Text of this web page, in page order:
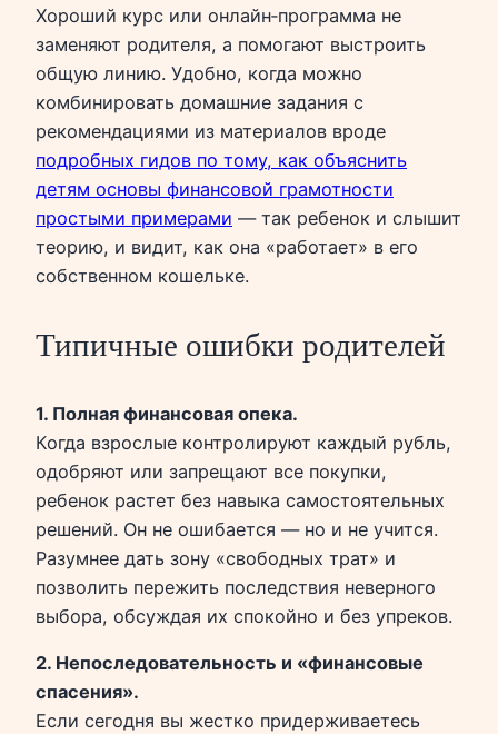
Хороший курс или онлайн‑программа не
заменяют родителя, а помогают выстроить
общую линию. Удобно, когда можно
комбинировать домашние задания с
рекомендациями из материалов вроде
подробных гидов по тому, как объяснить
детям основы финансовой грамотности
простыми примерами — так ребенок и слышит
теорию, и видит, как она «работает» в его
собственном кошельке.
Типичные ошибки родителей
1. Полная финансовая опека.
Когда взрослые контролируют каждый рубль,
одобряют или запрещают все покупки,
ребенок растет без навыка самостоятельных
решений. Он не ошибается — но и не учится.
Разумнее дать зону «свободных трат» и
позволить пережить последствия неверного
выбора, обсуждая их спокойно и без упреков.
2. Непоследовательность и «финансовые
спасения».
Если сегодня вы жестко придерживаетесь